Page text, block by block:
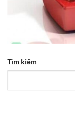
Tìm kiếm